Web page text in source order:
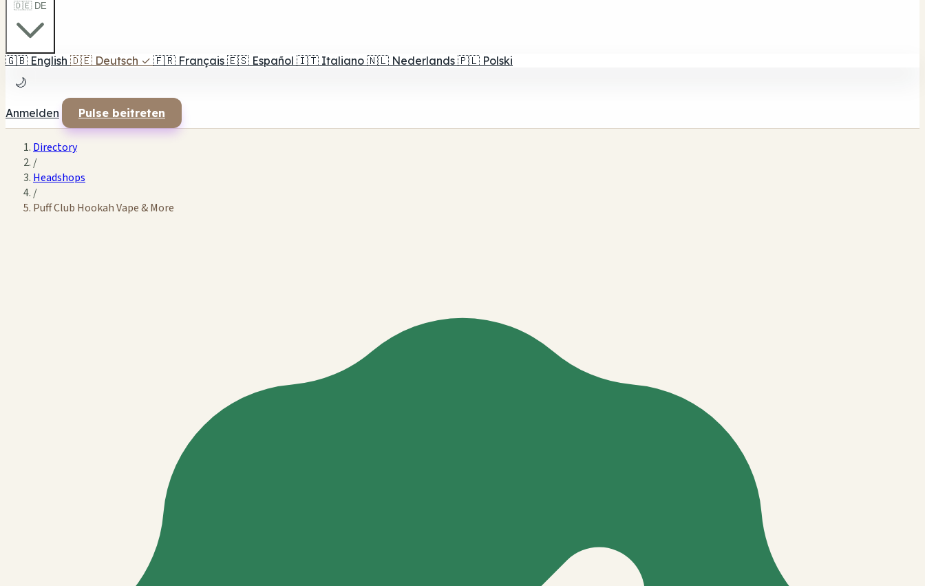
🇩🇪 DE
🇬🇧 English 🇩🇪 Deutsch ✓ 🇫🇷 Français 🇪🇸 Español 🇮🇹 Italiano 🇳🇱 Nederlands 🇵🇱 Polski
🌙
Anmelden Pulse beitreten
Directory
/
Headshops
/
Puff Club Hookah Vape & More